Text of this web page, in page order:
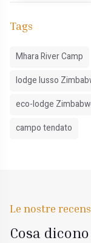
Tags
Mhara River Camp
lodge lusso
eco-lodge
campo tendato
Le nostre
Cosa